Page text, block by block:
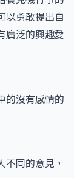
以勇敢提出自
廣泛的興趣愛
的沒有感情的
同的意見，